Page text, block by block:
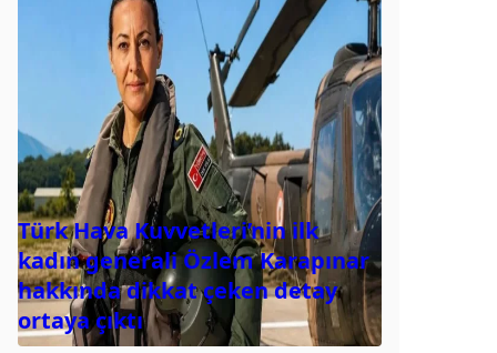
Türk Hava Kuvvetleri’nin ilk
kadın generali Özlem Karapınar
hakkında dikkat çeken detay
ortaya çıktı